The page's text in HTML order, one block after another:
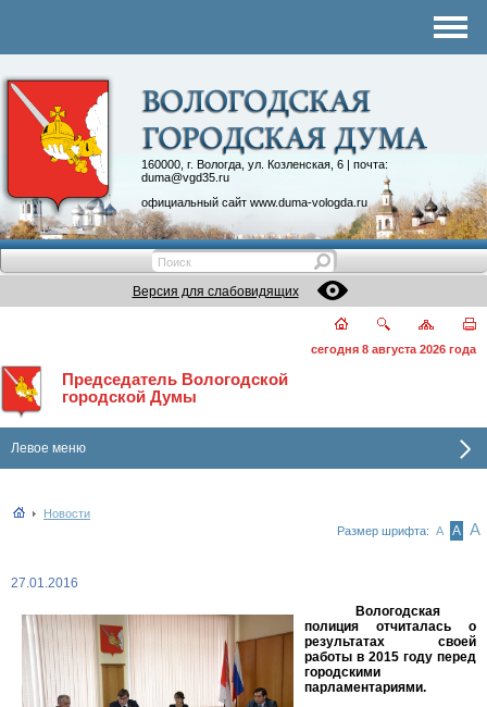
160000, г. Вологда, ул. Козленская, 6 | почта:
duma@vgd35.ru
официальный сайт www.duma-vologda.ru
Контакты
Депутатские объединения
Версия для слабовидящих
сегодня 8 августа 2026 года
Председатель Вологодской
городской Думы
Левое меню
Новости
Размер шрифта: А А А
27.01.2016
Вологодская
полиция отчиталась о
результатах своей
работы в 2015 году перед
городскими
парламентариями.